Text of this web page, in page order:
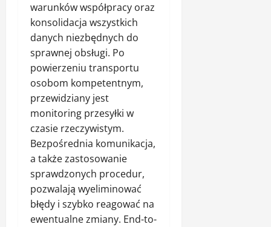
warunków współpracy oraz
konsolidacja wszystkich
danych niezbędnych do
sprawnej obsługi. Po
powierzeniu transportu
osobom kompetentnym,
przewidziany jest
monitoring przesyłki w
czasie rzeczywistym.
Bezpośrednia komunikacja,
a także zastosowanie
sprawdzonych procedur,
pozwalają wyeliminować
błędy i szybko reagować na
ewentualne zmiany. End-to-